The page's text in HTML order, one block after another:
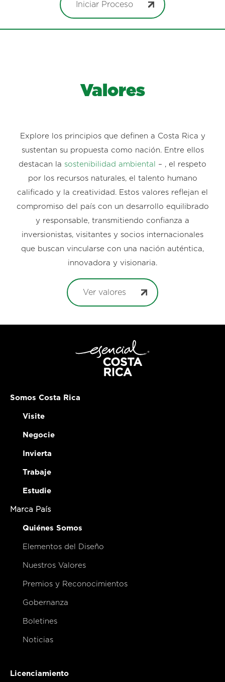
Iniciar Proceso
Valores
Explore los principios que definen a Costa Rica y
sustentan su propuesta como nación. Entre ellos
destacan la sostenibilidad ambiental
– , el respeto
por los recursos naturales, el talento humano
calificado y la creatividad. Estos valores reflejan el
compromiso del país con un desarrollo equilibrado
y responsable, transmitiendo confianza a
inversionistas, visitantes y socios internacionales
que buscan vincularse con una nación auténtica,
innovadora y visionaria.
Ver valores
Somos Costa Rica
Visite
Negocie
Invierta
Trabaje
Estudie
Marca País
Quiénes Somos
Elementos del Diseño
Nuestros Valores
Premios y Reconocimientos
Gobernanza
Boletines
Noticias
Licenciamiento